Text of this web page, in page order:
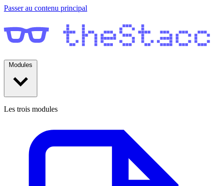
Passer au contenu principal
Les trois modules